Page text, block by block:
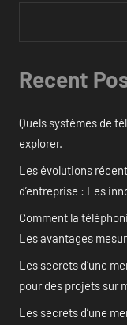
Recent
Quels systèmes de
explorer.
Les évolutions
d’entreprise : Les
Comment la
Les avantages
Les secrets d’une
pour des projets sur
Les secrets d’une